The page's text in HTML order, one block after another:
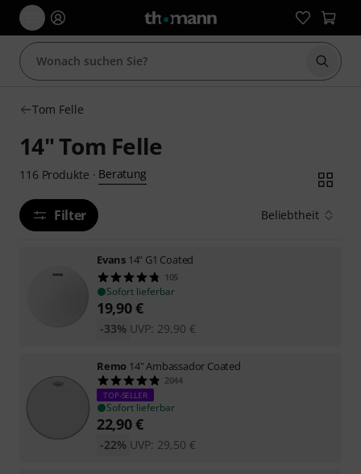
Suche
Tom Felle
14" Tom Felle
116 Produkte · Beratung
Filter Beliebtheit
Evans 14" G1 Coated
105
Sofort lieferbar
19,90€
UVP: 29,90 €
-33%
Remo 14" Ambassador Coated
2044
TOP-SELLER
Sofort lieferbar
22,90€
UVP: 29,50 €
-22%